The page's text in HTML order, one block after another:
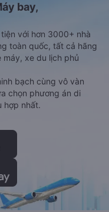
bay,
với hơn 3000+ nhà
toàn quốc, tất cả hãng
xe du lịch phủ
bạch cùng vô vàn
chọn phương án di
hợp nhất.